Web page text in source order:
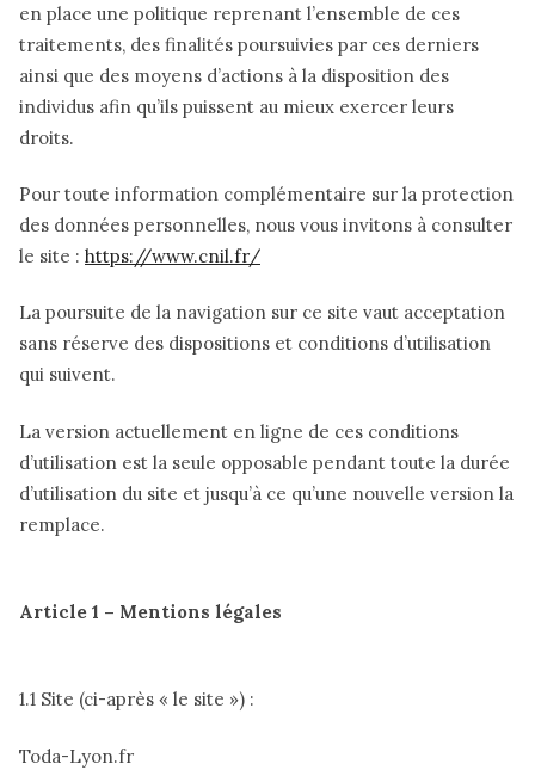
en place une politique reprenant l’ensemble de ces
traitements, des finalités poursuivies par ces derniers
ainsi que des moyens d’actions à la disposition des
individus afin qu’ils puissent au mieux exercer leurs
droits.
Pour toute information complémentaire sur la protection
des données personnelles, nous vous invitons à consulter
le site : https://www.cnil.fr/
La poursuite de la navigation sur ce site vaut acceptation
sans réserve des dispositions et conditions d’utilisation
qui suivent.
La version actuellement en ligne de ces conditions
d’utilisation est la seule opposable pendant toute la durée
d’utilisation du site et jusqu’à ce qu’une nouvelle version la
remplace.
Article 1 – Mentions légales
1.1 Site (ci-après « le site ») :
Toda-Lyon.fr